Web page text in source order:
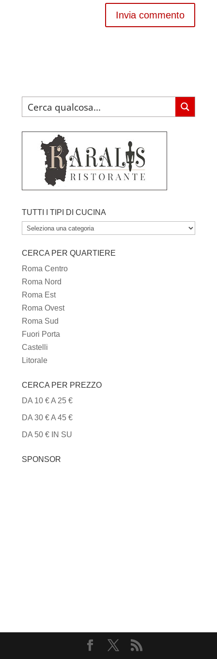
TUTTI I TIPI DI CUCINA
TUTTI
TIPI
DI
CUCINA
CERCA PER QUARTIERE
Roma Centro
Roma Nord
Roma Est
Roma Ovest
Roma Sud
Fuori Porta
Castelli
Litorale
CERCA PER PREZZO
DA 10 € A 25 €
DA 30 € A 45 €
DA 50 € IN SU
SPONSOR